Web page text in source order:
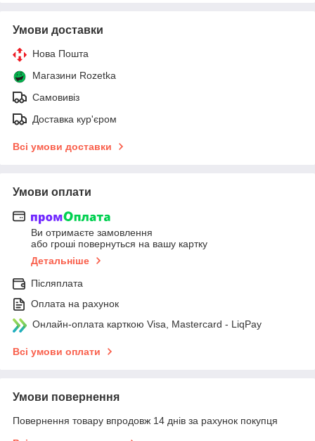
Умови доставки
Нова Пошта
Магазини Rozetka
Самовивіз
Доставка кур'єром
Всі умови доставки
Умови оплати
Ви отримаєте замовлення
або гроші повернуться на вашу картку
Детальніше
Післяплата
Оплата на рахунок
Онлайн-оплата карткою Visa, Mastercard - LiqPay
Всі умови оплати
Умови повернення
Повернення товару впродовж 14 днів за рахунок покупця